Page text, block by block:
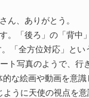
ん、ありがとう。
。「後ろ」の「背中
「全方位対応」とい
写真のようで、行
な絵画や動画を意識
うに天使の視点を意